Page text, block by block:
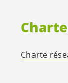
Charte